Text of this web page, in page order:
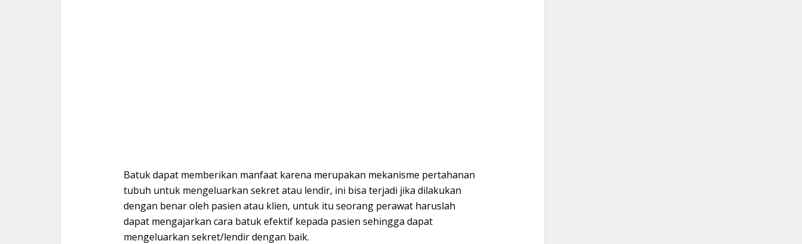
Batuk dapat memberikan manfaat karena merupakan mekanisme pertahanan
tubuh untuk mengeluarkan sekret atau lendir, ini bisa terjadi jika dilakukan
dengan benar oleh pasien atau klien, untuk itu seorang perawat haruslah
dapat mengajarkan cara batuk efektif kepada pasien sehingga dapat
mengeluarkan sekret/lendir dengan baik.